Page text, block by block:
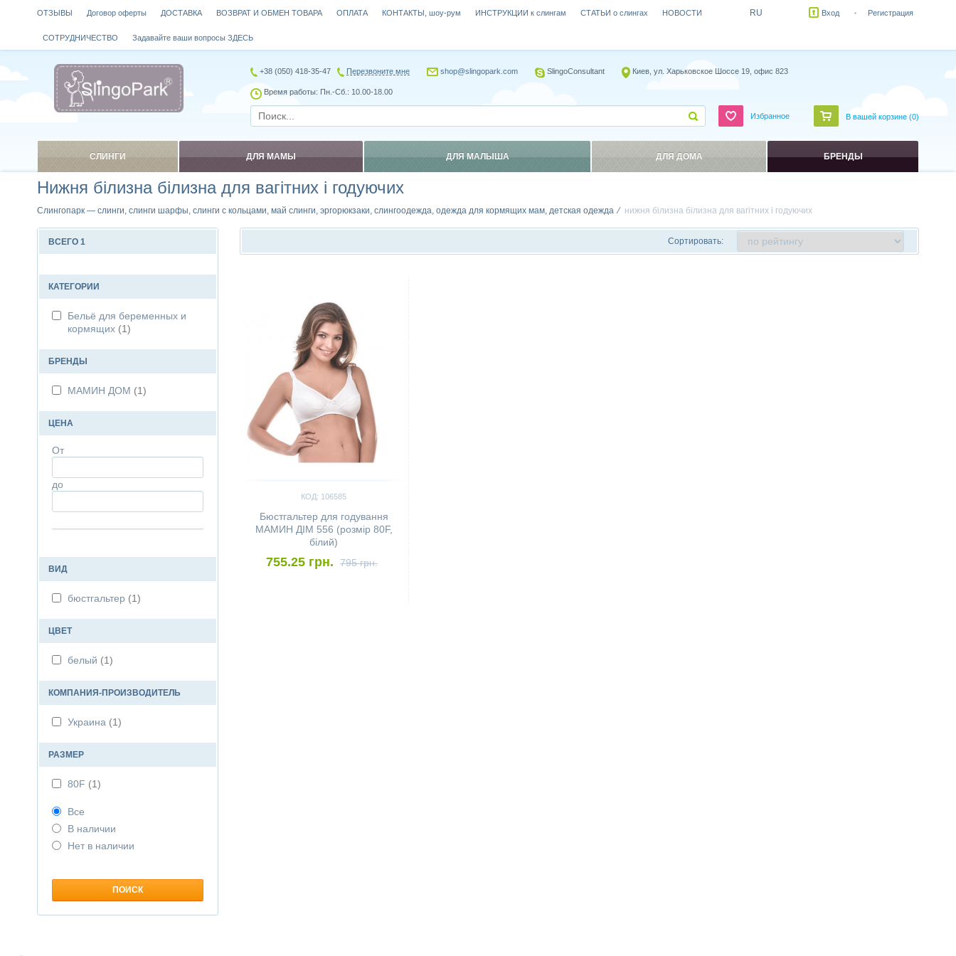
Нижня білизна білизна для вагітних і годуючих
Слингопарк — слинги, слинги шарфы, слинги с кольцами, май слинги, эргорюкзаки, слингоодежда, одежда для кормящих мам, детская одежда нижня білизна білизна для вагітних і годуючих
ВСЕГО 1
КАТЕГОРИИ
Бельё для беременных и
кормящих (1)
БРЕНДЫ
МАМИН ДОМ (1)
ЦЕНА
От
до
ВИД
бюстгальтер (1)
ЦВЕТ
белый (1)
КОМПАНИЯ-ПРОИЗВОДИТЕЛЬ
Украина (1)
РАЗМЕР
80F (1)
Все
В наличии
Нет в наличии
Сортировать:
КОД: 106585
Бюстгальтер для годування
МАМИН ДІМ 556 (розмір 80F,
білий)
755.25 грн. 795 грн.
ОТЗЫВЫ Договор оферты ДОСТАВКА ВОЗВРАТ И ОБМЕН ТОВАРА ОПЛАТА КОНТАКТЫ, шоу-рум ИНСТРУКЦИИ к слингам СТАТЬИ о слингах НОВОСТИ
СОТРУДНИЧЕСТВО Задавайте ваши вопросы ЗДЕСЬ
RU Вход Регистрация
+38 (050) 418-35-47 Перезвоните мне shop@slingopark.com SlingoConsultant Киев, ул. Харьковское Шоссе 19, офис 823
Время работы: Пн.-Сб.: 10.00-18.00
Избранное В вашей корзине (0)
СЛИНГИ ДЛЯ МАМЫ ДЛЯ МАЛЫША ДЛЯ ДОМА БРЕНДЫ